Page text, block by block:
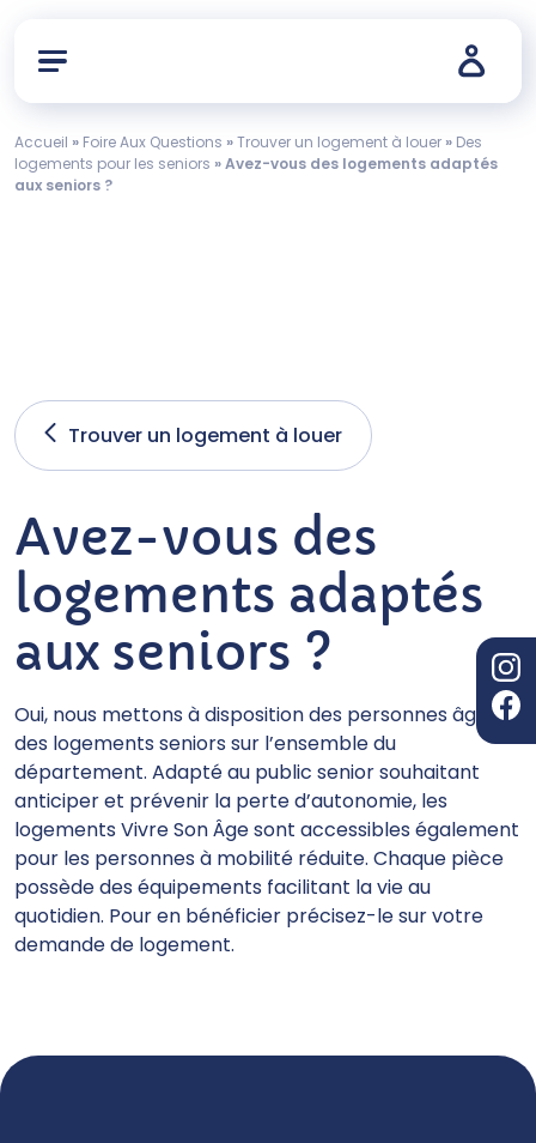
Accueil » Foire Aux Questions »Trouver un logement à louer » Des
logements pour les seniors »Avez-vous des logements adaptés
aux seniors ?
Trouver un logement à louer
Avez-vous des
logements adaptés
aux seniors ?
Oui, nous mettons à disposition des personnes âgées
des logements seniors sur l’ensemble du
département. Adapté au public senior souhaitant
anticiper et prévenir la perte d’autonomie, les
logements Vivre Son Âge sont accessibles également
pour les personnes à mobilité réduite. Chaque pièce
possède des équipements facilitant la vie au
quotidien. Pour en bénéficier précisez-le sur votre
demande de logement.